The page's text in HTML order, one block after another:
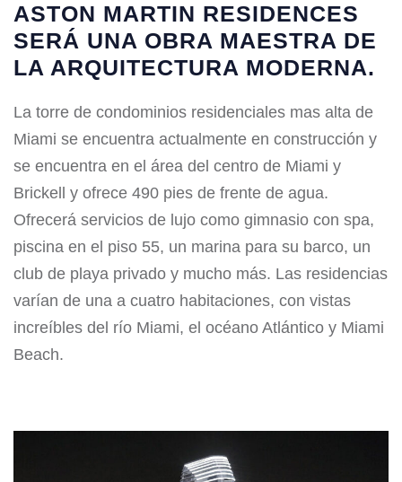
ASTON MARTIN RESIDENCES
SERÁ UNA OBRA MAESTRA DE
LA ARQUITECTURA MODERNA.
La torre de condominios residenciales mas alta de
Miami se encuentra actualmente en construcción y
se encuentra en el área del centro de Miami y
Brickell y ofrece 490 pies de frente de agua.
Ofrecerá servicios de lujo como gimnasio con spa,
piscina en el piso 55, un marina para su barco, un
club de playa privado y mucho más. Las residencias
varían de una a cuatro habitaciones, con vistas
increíbles del río Miami, el océano Atlántico y Miami
Beach.